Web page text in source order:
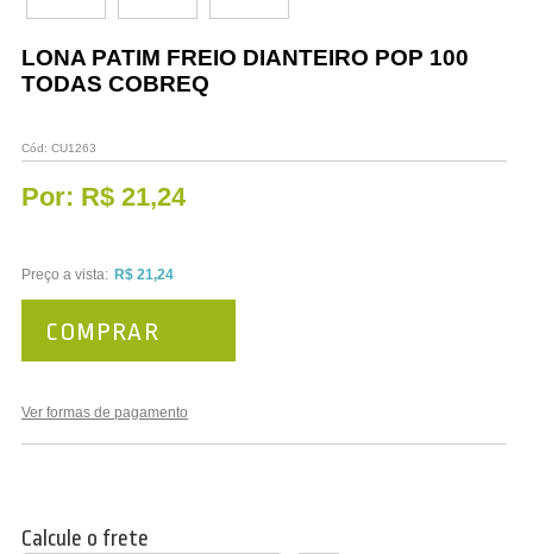
Vestuário
Promoções
LONA PATIM FREIO DIANTEIRO POP 100
TODAS COBREQ
Cód: CU1263
Por: R$ 21,24
Preço a vista: R$ 21,24
Ver formas de pagamento
COMPRAR
Calcule o frete